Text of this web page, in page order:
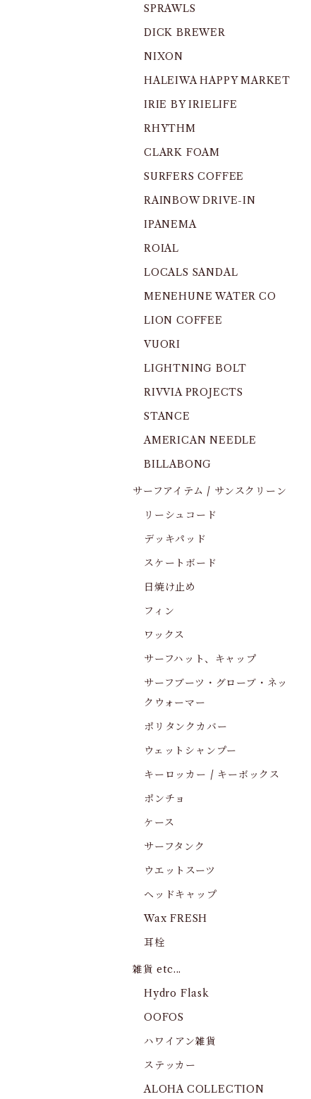
SPRAWLS
DICK BREWER
NIXON
HALEIWA HAPPY MARKET
IRIE BY IRIELIFE
RHYTHM
CLARK FOAM
SURFERS COFFEE
RAINBOW DRIVE-IN
IPANEMA
ROIAL
LOCALS SANDAL
MENEHUNE WATER CO
LION COFFEE
VUORI
LIGHTNING BOLT
RIVVIA PROJECTS
STANCE
AMERICAN NEEDLE
BILLABONG
サーフアイテム / サンスクリーン
リーシュコード
デッキパッド
スケートボード
日焼け止め
フィン
ワックス
サーフハット、キャップ
サーフブーツ・グローブ・ネッ
クウォーマー
ポリタンクカバー
ウェットシャンプー
キーロッカー / キーボックス
ポンチョ
ケース
サーフタンク
ウエットスーツ
ヘッドキャップ
Wax FRESH
耳栓
雑貨 etc...
Hydro Flask
OOFOS
ハワイアン雑貨
ステッカー
ALOHA COLLECTION